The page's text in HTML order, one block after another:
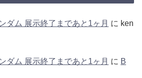
ダム 展示終了まであと1ヶ月 に ken
ダム 展示終了まであと1ヶ月 に B